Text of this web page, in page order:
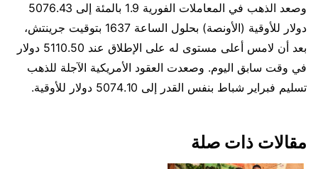
وصعد الذهب في المعاملات الفورية 1.9 بالمئة إلى 5076.43
دولار للأوقية (الأونصة) بحلول الساعة 1637 بتوقيت جرينتش،
بعد أن لامس أعلى مستوى له على الإطلاق عند 5110.50 دولار
في وقت سابق اليوم. وصعدت العقود الأمريكية الآجلة للذهب
تسليم فبراير شباط بنفس القدر إلى 5074.10 دولار للأوقية.
مقالات ذات صلة